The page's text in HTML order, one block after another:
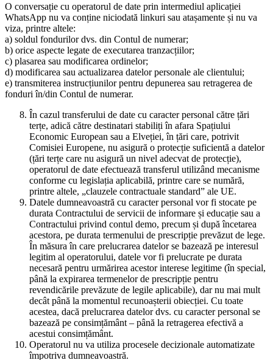
O conversație cu operatorul de date prin intermediul aplicației
WhatsApp nu va conține niciodată linkuri sau atașamente și nu va
viza, printre altele:
a) soldul fondurilor dvs. din Contul de numerar;
b) orice aspecte legate de executarea tranzacțiilor;
c) plasarea sau modificarea ordinelor;
d) modificarea sau actualizarea datelor personale ale clientului;
e) transmiterea instrucțiunilor pentru depunerea sau retragerea de
fonduri în/din Contul de numerar.
În cazul transferului de date cu caracter personal către țări
terțe, adică către destinatari stabiliți în afara Spațiului
Economic European sau a Elveției, în țări care, potrivit
Comisiei Europene, nu asigură o protecție suficientă a datelor
(țări terțe care nu asigură un nivel adecvat de protecție),
operatorul de date efectuează transferul utilizând mecanisme
conforme cu legislația aplicabilă, printre care se numără,
printre altele, „clauzele contractuale standard” ale UE.
Datele dumneavoastră cu caracter personal vor fi stocate pe
durata Contractului de servicii de informare și educație sau a
Contractului privind contul demo, precum și după încetarea
acestora, pe durata termenului de prescripție prevăzut de lege.
În măsura în care prelucrarea datelor se bazează pe interesul
legitim al operatorului, datele vor fi prelucrate pe durata
necesară pentru urmărirea acestor interese legitime (în special,
până la expirarea termenelor de prescripție pentru
revendicările prevăzute de legile aplicabile), dar nu mai mult
decât până la momentul recunoașterii obiecției. Cu toate
acestea, dacă prelucrarea datelor dvs. cu caracter personal se
bazează pe consimțământ – până la retragerea efectivă a
acestui consimțământ.
Operatorul nu va utiliza procesele decizionale automatizate
împotriva dumneavoastră.